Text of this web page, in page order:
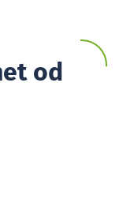
od